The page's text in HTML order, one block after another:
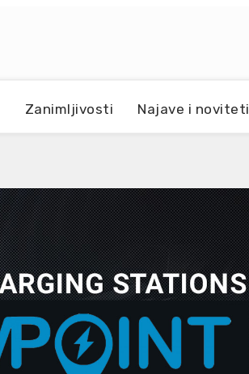
Zanimljivosti Najave i noviteti